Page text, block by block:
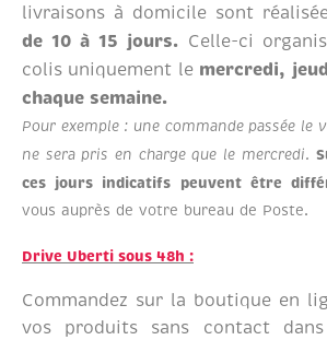
livraisons à domicile sont
de 10 à 15 jours. Celle-ci
colis uniquement le mercredi,
chaque semaine.
Pour exemple : une commande passée le
ne sera pris en charge que le mercredi.
ces jours indicatifs peuvent être
vous auprès de votre bureau de Poste.
Drive Uberti sous 48h :
Commandez sur la boutique en
vos produits sans contact